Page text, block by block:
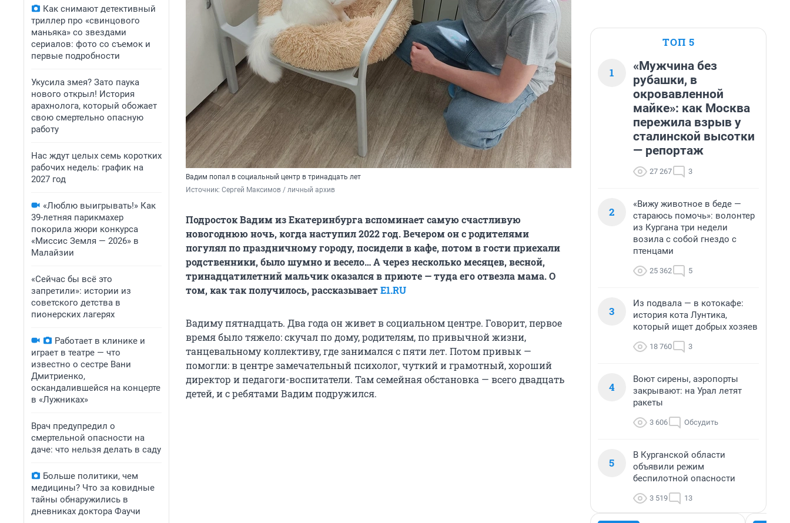
Как снимают детективный
триллер про «свинцового
маньяка» со звездами
сериалов: фото со съемок и
первые подробности
Укусила змея? Зато паука
нового открыл! История
арахнолога, который обожает
свою смертельно опасную
работу
Нас ждут целых семь коротких
рабочих недель: график на
2027 год
«Люблю выигрывать!» Как
39-летняя парикмахер
покорила жюри конкурса
«Миссис Земля — 2026» в
Малайзии
«Сейчас бы всё это
запретили»: истории из
советского детства в
пионерских лагерях
Работает в клинике и
играет в театре — что
известно о сестре Вани
Дмитриенко,
оскандалившейся на концерте
в «Лужниках»
Врач предупредил о
смертельной опасности на
даче: что нельзя делать в саду
Больше политики, чем
медицины? Что за ковидные
тайны обнаружились в
дневниках доктора Фаучи
Вадим попал в социальный центр в тринадцать лет
Источник: Сергей Максимов / личный архив
Подросток Вадим из Екатеринбурга вспоминает самую счастливую
новогоднюю ночь, когда наступил 2022 год. Вечером он с родителями
погулял по праздничному городу, посидели в кафе, потом в гости приехали
родственники, было шумно и весело… А через несколько месяцев, весной,
тринадцатилетний мальчик оказался в приюте — туда его отвезла мама. О
том, как так получилось, рассказываетE1.RU
Вадиму пятнадцать. Два года он живет в социальном центре. Говорит, первое
время было тяжело: скучал по дому, родителям, по привычной жизни,
танцевальному коллективу, где занимался с пяти лет. Потом привык —
помогли: в центре замечательный психолог, чуткий и грамотный, хороший
директор и педагоги-воспитатели. Там семейная обстановка — всего двадцать
детей, и с ребятами Вадим подружился.
ТОП 5
1
«Мужчина без
рубашки, в
окровавленной
майке»: как Москва
пережила взрыв у
сталинской высотки
— репортаж
27 267 3
2
«Вижу животное в беде —
стараюсь помочь»: волонтер
из Кургана три недели
возила с собой гнездо с
птенцами
25 362 5
3
Из подвала — в котокафе:
история кота Лунтика,
который ищет добрых хозяев
18 760 3
4
Воют сирены, аэропорты
закрывают: на Урал летят
ракеты
3 606 Обсудить
5
В Курганской области
объявили режим
беспилотной опасности
3 519 13